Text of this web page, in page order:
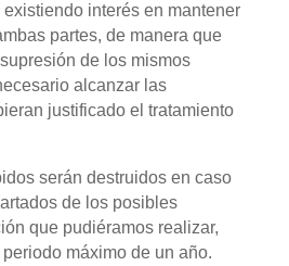
interés en mantener
partes, de manera que
de los mismos
alcanzar las
justificado el tratamiento
serán destruidos en caso
de los posibles
que pudiéramos realizar,
máximo de un año.